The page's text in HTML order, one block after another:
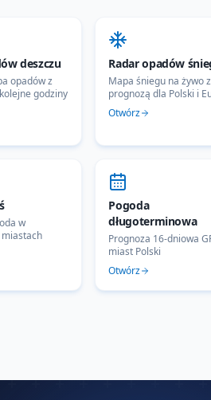
deszczu
opadów z
godziny
Radar opadów
Mapa śniegu na żywo z
prognozą dla Polski i
Otwórz
w
Pogoda
długoterminowa
Prognoza 16-dniowa
miast Polski
Otwórz